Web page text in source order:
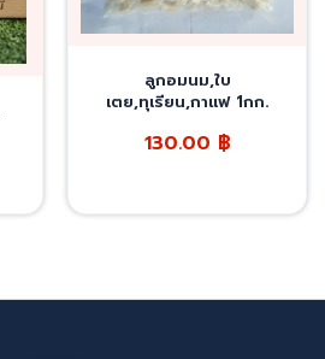
ลูกอมนม,ใบ
เตย,ทุเรียน,กาแฟ 1กก.
130.00 ฿